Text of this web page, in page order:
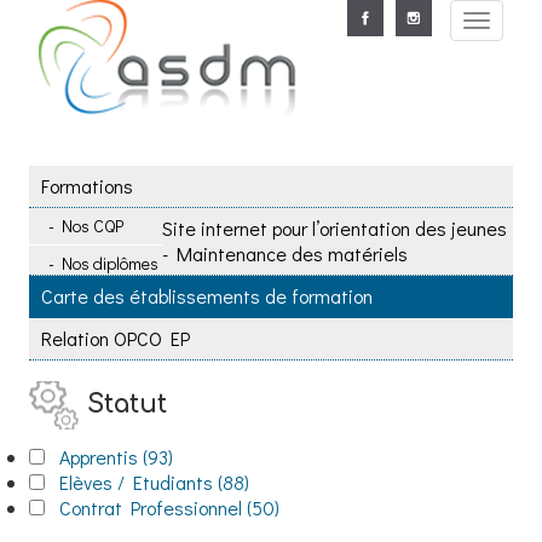
Aller au contenu principal
Toggle
Formations
Nos CQP
Nos diplômes
Site internet pour l’orientation des jeunes
- Maintenance des matériels
Carte des établissements de formation
Relation OPCO EP
Statut
Apply Apprentis filter
Apprentis (93)
Apply Apprentis filter
Apply Elèves / Etudiants filter
Elèves / Etudiants (88)
Apply Elèves / Etudiants filter
Apply Contrat Professionnel filter
Contrat Professionnel (50)
Apply Contrat Professionnel filter